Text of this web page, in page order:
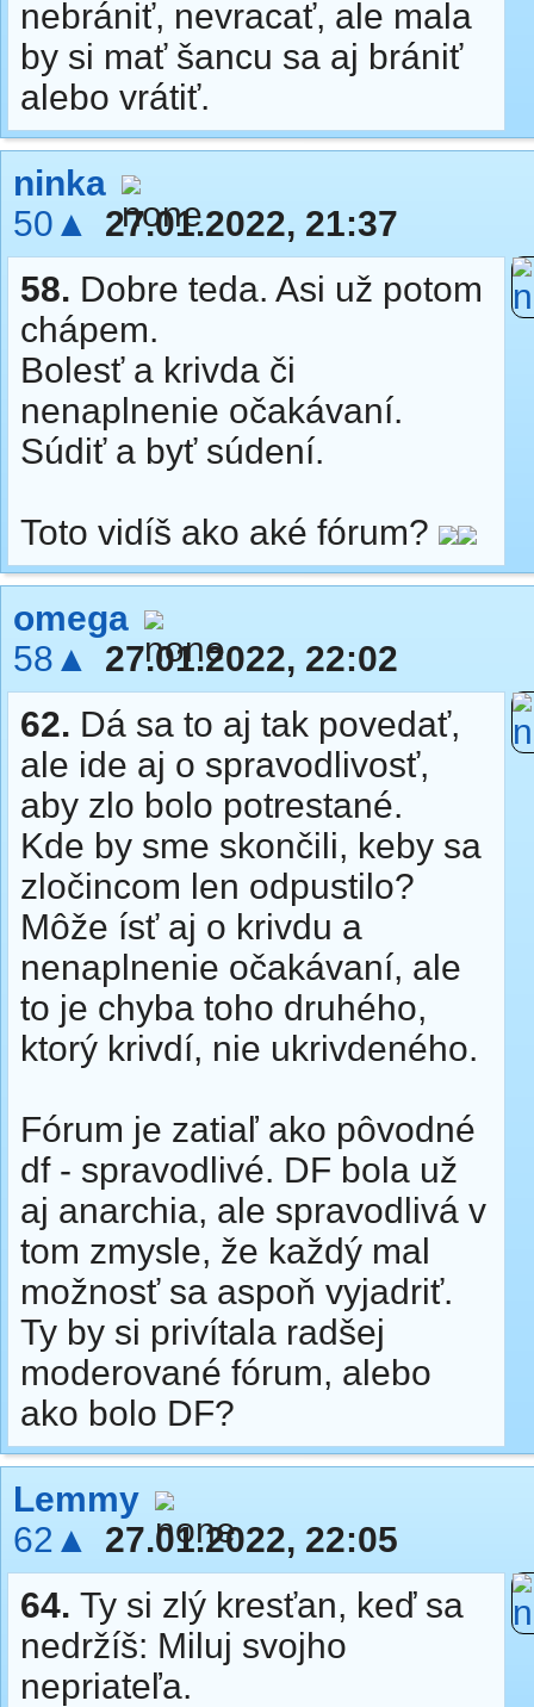
nebrániť, nevracať, ale mala
by si mať šancu sa aj brániť
alebo vrátiť.
ninka
50▲
27.01.2022, 21:37
58. Dobre teda. Asi už potom
chápem.
Bolesť a krivda či
nenaplnenie očakávaní.
Súdiť a byť súdení.
Toto vidíš ako aké fórum?
omega
58▲
27.01.2022, 22:02
62. Dá sa to aj tak povedať,
ale ide aj o spravodlivosť,
aby zlo bolo potrestané.
Kde by sme skončili, keby sa
zločincom len odpustilo?
Môže ísť aj o krivdu a
nenaplnenie očakávaní, ale
to je chyba toho druhého,
ktorý krivdí, nie ukrivdeného.
Fórum je zatiaľ ako pôvodné
df - spravodlivé. DF bola už
aj anarchia, ale spravodlivá v
tom zmysle, že každý mal
možnosť sa aspoň vyjadriť.
Ty by si privítala radšej
moderované fórum, alebo
ako bolo DF?
Lemmy
62▲
27.01.2022, 22:05
64. Ty si zlý kresťan, keď sa
nedržíš: Miluj svojho
nepriateľa.